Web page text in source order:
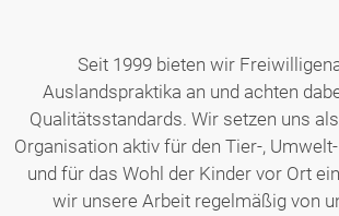
Seit 1999 bieten wir
Auslandspraktika an und achten
Qualitätsstandards. Wir setzen uns
Organisation aktiv für den Tier-,
und für das Wohl der Kinder vor Ort
wir unsere Arbeit regelmäßig von